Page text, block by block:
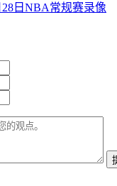
28日NBA常规赛录像